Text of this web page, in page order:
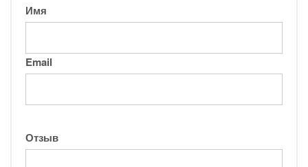
Имя
Email
Отзыв